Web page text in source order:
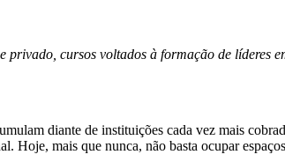
privado, cursos voltados à formação de
diante de instituições cada vez mais
Hoje, mais que nunca, não basta ocupar